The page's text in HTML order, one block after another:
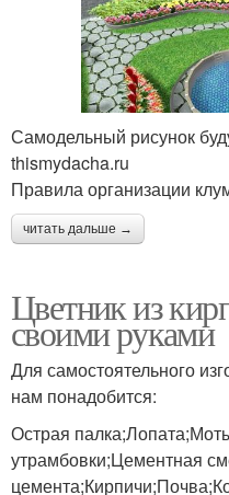
Самодельный рисунок
thismydacha.ru
Правила организации
читать дальше →
Цветник из
своими руками
Для самостоятельного
нам понадобится:
Острая
утрамбовки;Цементная